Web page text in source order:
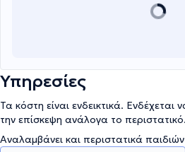
Υπηρεσίες
Τα κόστη είναι ενδεικτικά.
την επίσκεψη ανάλογα το περιστατικό.
Αναλαμβάνει και περιστατικά